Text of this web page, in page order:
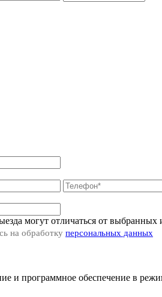
могут отличаться от
на обработку персональных данных
и программное обеспечение в